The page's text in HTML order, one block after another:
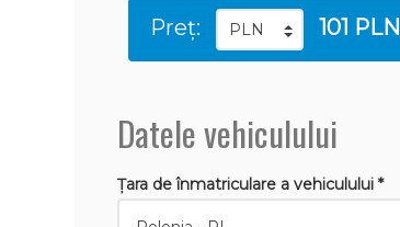
Preț: 101 PLN
Datele vehiculului
Țara de înmatriculare a vehiculului *